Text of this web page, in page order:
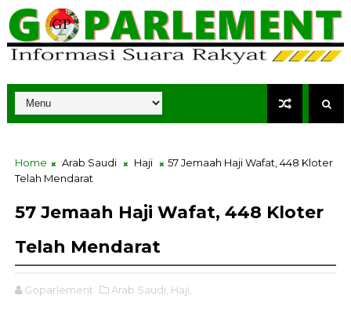
Home Arab Saudi Haji
57 Jemaah Haji Wafat, 448 Kloter
Telah Mendarat
57 Jemaah Haji Wafat, 448 Kloter
Telah Mendarat
Goparlement Arab Saudi, Haji,